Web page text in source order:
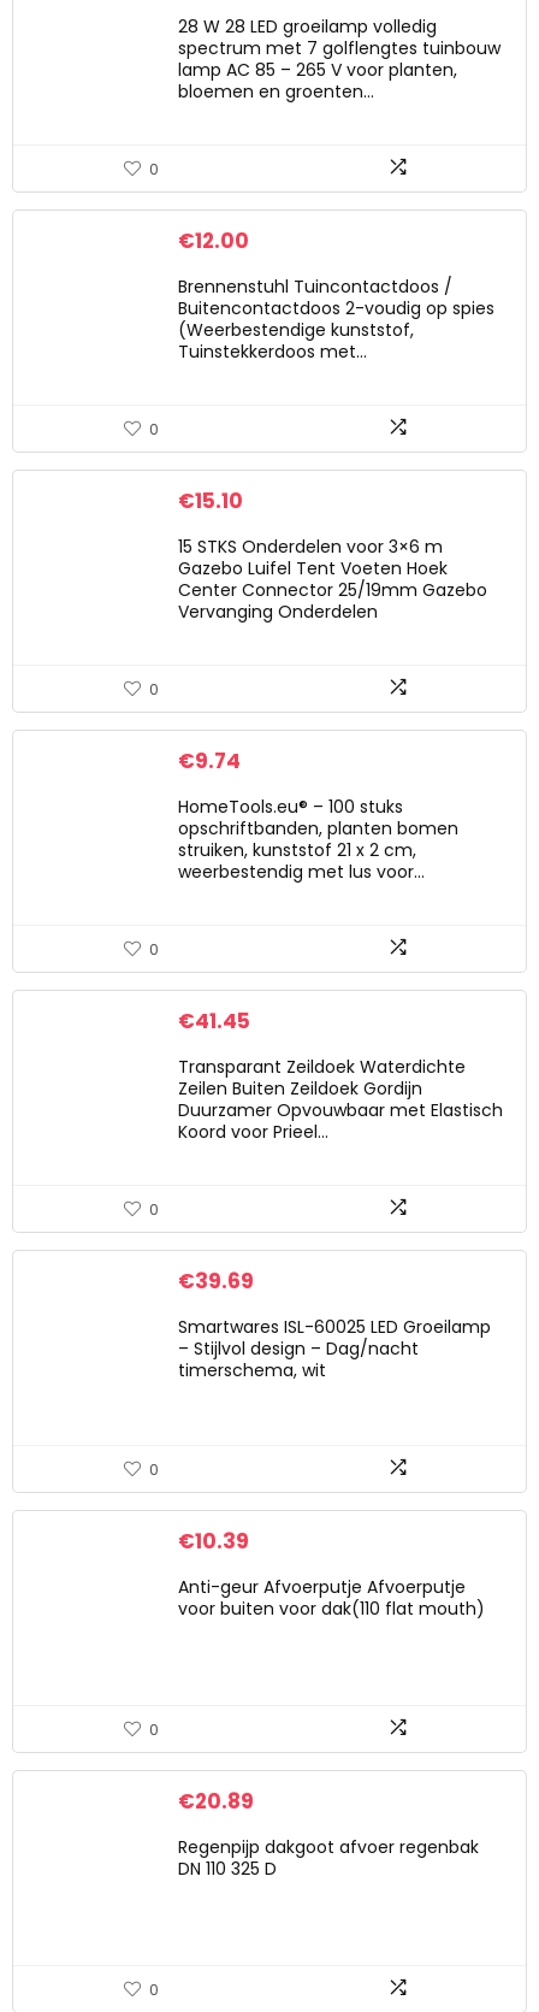
28 W 28 LED groeilamp volledig
spectrum met 7 golflengtes tuinbouw
lamp AC 85 – 265 V voor planten,
bloemen en groenten…
0
€12.00
Brennenstuhl Tuincontactdoos /
Buitencontactdoos 2-voudig op spies
(Weerbestendige kunststof,
Tuinstekkerdoos met…
0
€15.10
15 STKS Onderdelen voor 3×6 m
Gazebo Luifel Tent Voeten Hoek
Center Connector 25/19mm Gazebo
Vervanging Onderdelen
0
€9.74
HomeTools.eu® – 100 stuks
opschriftbanden, planten bomen
struiken, kunststof 21 x 2 cm,
weerbestendig met lus voor…
0
€41.45
Transparant Zeildoek Waterdichte
Zeilen Buiten Zeildoek Gordijn
Duurzamer Opvouwbaar met Elastisch
Koord voor Prieel…
0
€39.69
Smartwares ISL-60025 LED Groeilamp
– Stijlvol design – Dag/nacht
timerschema, wit
0
€10.39
Anti-geur Afvoerputje Afvoerputje
voor buiten voor dak(110 flat mouth)
0
€20.89
Regenpijp dakgoot afvoer regenbak
DN 110 325 D
0